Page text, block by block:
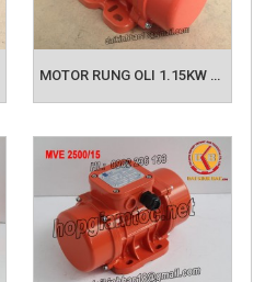
MOTOR RUNG OLI 1.15KW MVE 1700/15